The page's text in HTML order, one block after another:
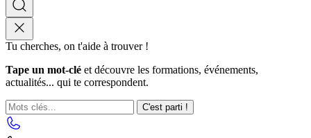
Tu cherches, on t'aide à trouver !
Tape un mot-clé et découvre les formations, événements,
actualités... qui te correspondent.
C'est parti !